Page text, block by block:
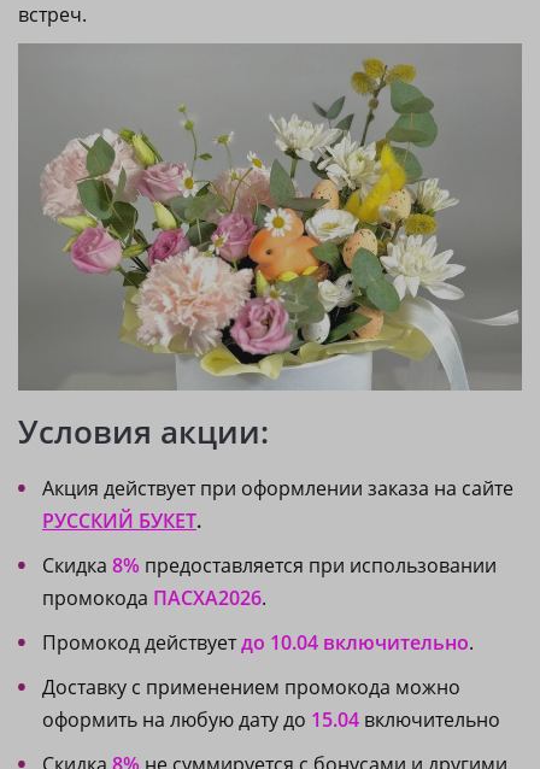
встреч.
Условия акции:
Акция действует при оформлении заказа на сайте
РУССКИЙ БУКЕТ.
Скидка 8% предоставляется при использовании
промокода ПАСХА2026.
Промокод действуетдо 10.04 включительно.
Доставку с применением промокода можно
оформить на любую дату до 15.04 включительно